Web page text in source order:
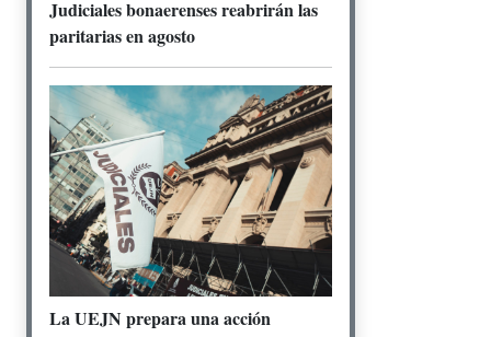
Judiciales bonaerenses reabrirán las
paritarias en agosto
La UEJN prepara una acción